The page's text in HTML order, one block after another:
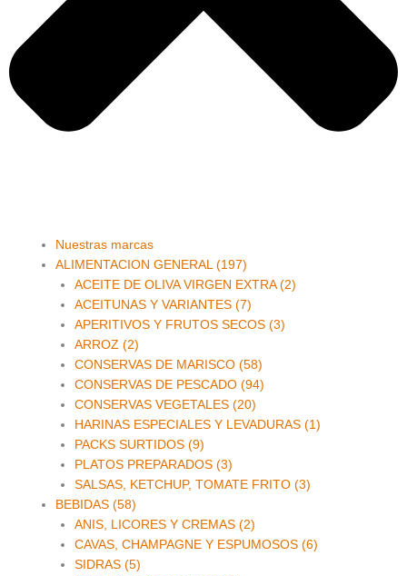
Main
Menu
Nuestras marcas
ALIMENTACION GENERAL (197)
ACEITE DE OLIVA VIRGEN EXTRA (2)
ACEITUNAS Y VARIANTES (7)
APERITIVOS Y FRUTOS SECOS (3)
ARROZ (2)
CONSERVAS DE MARISCO (58)
CONSERVAS DE PESCADO (94)
CONSERVAS VEGETALES (20)
HARINAS ESPECIALES Y LEVADURAS (1)
PACKS SURTIDOS (9)
PLATOS PREPARADOS (3)
SALSAS, KETCHUP, TOMATE FRITO (3)
BEBIDAS (58)
ANIS, LICORES Y CREMAS (2)
CAVAS, CHAMPAGNE Y ESPUMOSOS (6)
SIDRAS (5)